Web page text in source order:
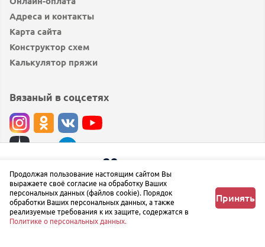
Адреса и контакты
Карта сайта
Конструктор схем
Калькулятор пряжи
Вязаный в соцсетях
© вязаный.рф 2019 — 2026
Сообщить об ошибке
Продолжая пользование настоящим сайтом Вы
выражаете своё согласие на обработку Ваших
персональных данных (файлов cookie). Порядок
обработки Ваших персональных данных, а также
реализуемые требования к их защите, содержатся в
Политике о персональных данных.
Принять
29
Купить в 1 клик Добавить в корзину